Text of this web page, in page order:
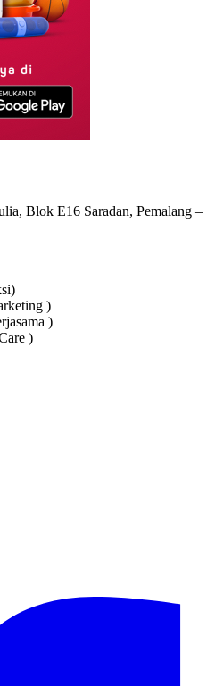
Blok E16 Saradan, Pemalang –
)
)
)